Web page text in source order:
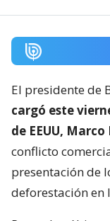
El presidente de
cargó este
de EEUU, Marco
conflicto
presentación de
deforestación en